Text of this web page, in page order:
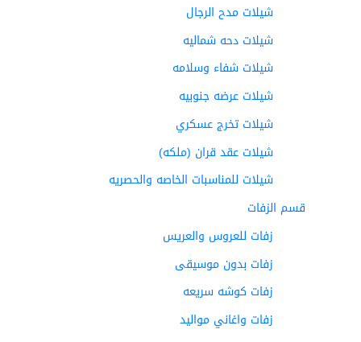
شيلات مدح الرجال
شيلات دحه شماليه
شيلات شفاء وسلامه
شيلات عرضه جنوبيه
شيلات تخرج عسكري
شيلات عقد قران (ملكه)
شيلات للمناسبات الخاصه والحصريه
قسم الزفات
زفات للعروس والعريس
زفات بدون موسيقى
زفات كوشه سريعه
زفات واغاني مواليد